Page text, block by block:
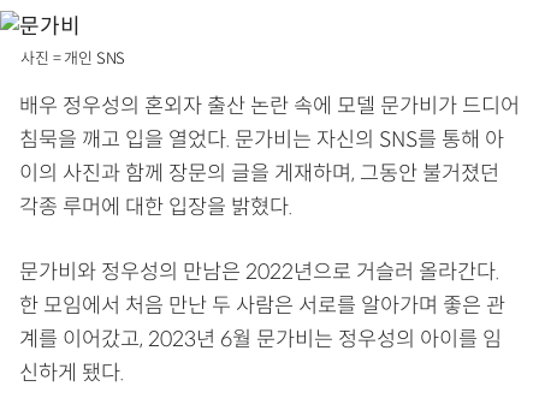
사진 = 개인 SNS
배우 정우성의 혼외자 출산 논란 속에 모델 문가비가 드디어
침묵을 깨고 입을 열었다. 문가비는 자신의 SNS를 통해 아
이의 사진과 함께 장문의 글을 게재하며, 그동안 불거졌던
각종 루머에 대한 입장을 밝혔다.
문가비와 정우성의 만남은 2022년으로 거슬러 올라간다.
한 모임에서 처음 만난 두 사람은 서로를 알아가며 좋은 관
계를 이어갔고, 2023년 6월 문가비는 정우성의 아이를 임
신하게 됐다.